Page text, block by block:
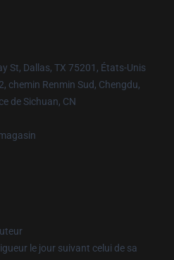
St, Dallas, TX 75201, États-Unis
chemin Renmin Sud, Chengdu,
de Sichuan, CN
le jour suivant celui de sa